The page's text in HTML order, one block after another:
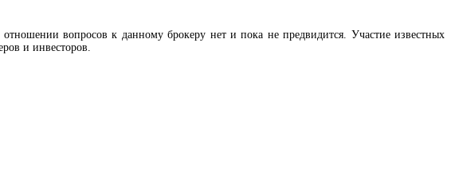
вопросов к данному брокеру нет и пока не предвидится. Участие известных
и инвесторов.